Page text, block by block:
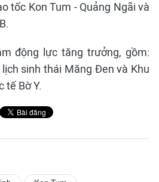
tốc Kon Tum - Quảng Ngãi và
động lực tăng trưởng, gồm:
lịch sinh thái Măng Đen và Khu
tế Bờ Y.